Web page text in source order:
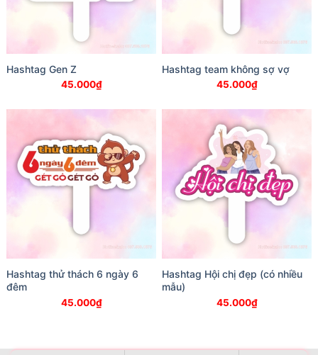
Hashtag Gen Z
45.000₫
Hashtag team không sợ vợ
45.000₫
Hashtag thử thách 6 ngày 6
đêm
45.000₫
Hashtag Hội chị đẹp (có nhiều
mẫu)
45.000₫